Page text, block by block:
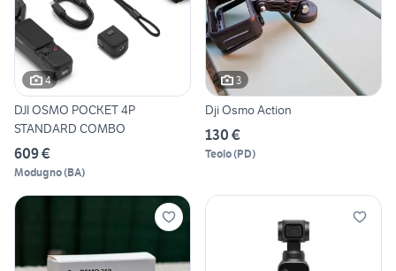
4
DJI OSMO POCKET 4P
STANDARD COMBO
609 €
Modugno(BA)
3
Dji Osmo Action
130 €
Teolo(PD)